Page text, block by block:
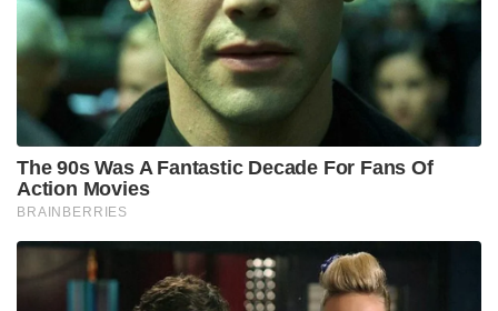
The 90s Was A Fantastic Decade For Fans Of
Action Movies
BRAINBERRIES